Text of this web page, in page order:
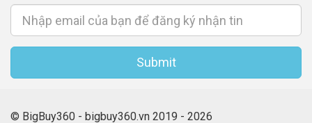
Submit
© BigBuy360 - bigbuy360.vn 2019 - 2026